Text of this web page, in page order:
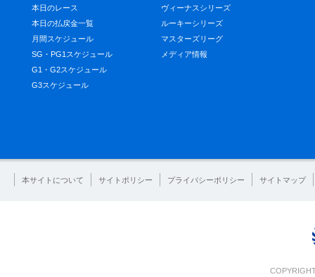
本日のレース
本日の払戻金一覧
月間スケジュール
SG・PG1スケジュール
G1・G2スケジュール
G3スケジュール
ヴィーナスシリーズ
ルーキーシリーズ
マスターズリーグ
メディア情報
本サイトについて サイトポリシー プライバシーポリシー サイトマップ